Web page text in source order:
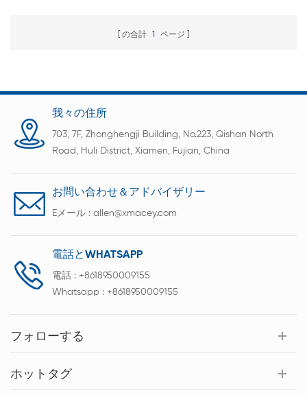
の合計 1 ページ
我々の住所
703, 7F, Zhonghengji Building, No.223, Qishan North
Road, Huli District, Xiamen, Fujian, China
お問い合わせ＆アドバイザリー
Eメール : allen@xmacey.com
電話とWHATSAPP
電話 : +8618950009155
Whatsapp : +8618950009155
フォローする
ホットタグ